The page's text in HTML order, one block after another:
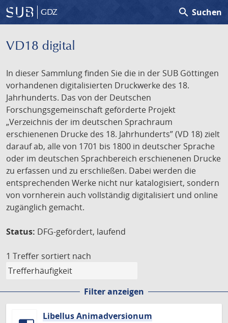
GDZ search Suchen
VD18 digital
In dieser Sammlung finden Sie die in der SUB Göttingen
vorhandenen digitalisierten Druckwerke des 18.
Jahrhunderts. Das von der Deutschen
Forschungsgemeinschaft geförderte Projekt
„Verzeichnis der im deutschen Sprachraum
erschienenen Drucke des 18. Jahrhunderts” (VD 18) zielt
darauf ab, alle von 1701 bis 1800 in deutscher Sprache
oder im deutschen Sprachbereich erschienenen Drucke
zu erfassen und zu erschließen. Dabei werden die
entsprechenden Werke nicht nur katalogisiert, sondern
von vornherein auch vollständig digitalisiert und online
zugänglich gemacht.
Status: DFG-gefördert, laufend
1 Treffer sortiert nach
Filter anzeigen
Libellus Animadversionum